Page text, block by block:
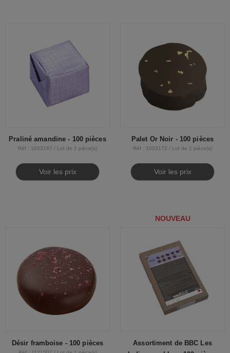
Praliné amandine - 100 pièces
Réf : 1003187 / Lot de 1 pièce(s)
Voir les prix
Palet Or Noir - 100 pièces
Réf : 1003172 / Lot de 1 pièce(s)
Voir les prix
Désir framboise - 100 pièces
NOUVEAU
Assortiment de BBC Les